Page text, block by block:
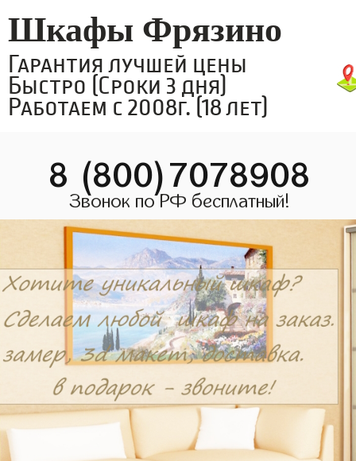
Шкафы Фрязино
Гарантия лучшей цены
Быстро (Сроки 3 дня)
Работаем с 2008г. (18 лет)
8 (800)7078908
Звонок по РФ бесплатный!